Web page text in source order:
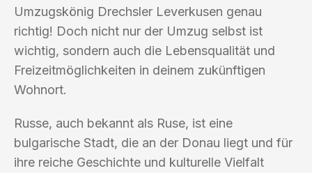
Umzugskönig Drechsler Leverkusen genau
richtig! Doch nicht nur der Umzug selbst ist
wichtig, sondern auch die Lebensqualität und
Freizeitmöglichkeiten in deinem zukünftigen
Wohnort.
Russe, auch bekannt als Ruse, ist eine
bulgarische Stadt, die an der Donau liegt und für
ihre reiche Geschichte und kulturelle Vielfalt